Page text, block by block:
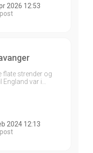
2026 12:53
post
flate strender og
var i…
2024 12:13
post